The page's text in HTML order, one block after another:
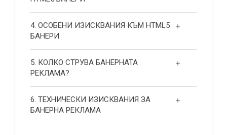
4. ОСОБЕНИ ИЗИСКВАНИЯ КЪМ HTML5
БАНЕРИ
5. КОЛКО СТРУВА БАНЕРНАТА
РЕКЛАМА?
6. ТЕХНИЧЕСКИ ИЗИСКВАНИЯ ЗА
БАНЕРНА РЕКЛАМА